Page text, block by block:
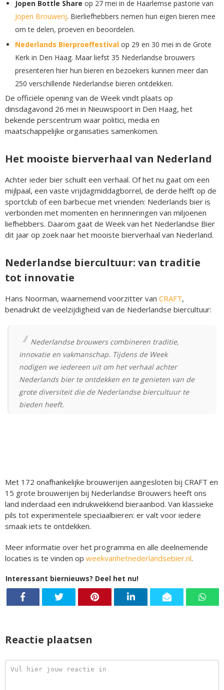
Jopen Bottle Share op 27 mei in de Haarlemse pastorie van
Jopen Brouwerij. Bierliefhebbers nemen hun eigen bieren mee
om te delen, proeven en beoordelen.
Nederlands Bierproeffestival op 29 en 30 mei in de Grote
Kerk in Den Haag. Maar liefst 35 Nederlandse brouwers
presenteren hier hun bieren en bezoekers kunnen meer dan
250 verschillende Nederlandse bieren ontdekken.
De officiële opening van de Week vindt plaats op
dinsdagavond 26 mei in Nieuwspoort in Den Haag, het
bekende perscentrum waar politici, media en
maatschappelijke organisaties samenkomen.
Het mooiste bierverhaal van Nederland
Achter ieder bier schuilt een verhaal. Of het nu gaat om een
mijlpaal, een vaste vrijdagmiddagborrel, de derde helft op de
sportclub of een barbecue met vrienden: Nederlands bier is
verbonden met momenten en herinneringen van miljoenen
liefhebbers. Daarom gaat de Week van het Nederlandse Bier
dit jaar op zoek naar het mooiste bierverhaal van Nederland.
Nederlandse biercultuur: van traditie
tot innovatie
Hans Noorman, waarnemend voorzitter van CRAFT,
benadrukt de veelzijdigheid van de Nederlandse biercultuur:
Nederlandse brouwers combineren traditie,
innovatie en vakmanschap. Tijdens de Week
nodigen we iedereen uit om het verhaal achter
Nederlands bier te ontdekken en te genieten van de
grote diversiteit die de Nederlandse biercultuur te
bieden heeft.
Met 172 onafhankelijke brouwerijen aangesloten bij CRAFT en
15 grote brouwerijen bij Nederlandse Brouwers heeft ons
land inderdaad een indrukwekkend bieraanbod. Van klassieke
pils tot experimentele speciaalbieren: er valt voor iedere
smaak iets te ontdekken.
Meer informatie over het programma en alle deelnemende
locaties is te vinden op weekvanhetnederlandsebier.nl.
Interessant biernieuws? Deel het nu!
Reactie plaatsen